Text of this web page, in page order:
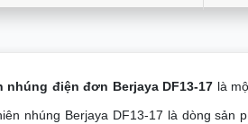
nhúng điện đơn Berjaya DF13-17 là
nhúng Berjaya DF13-17 là dòng sản